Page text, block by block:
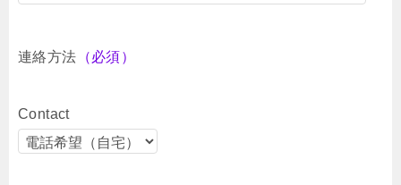
連絡方法 （必須）
Contact